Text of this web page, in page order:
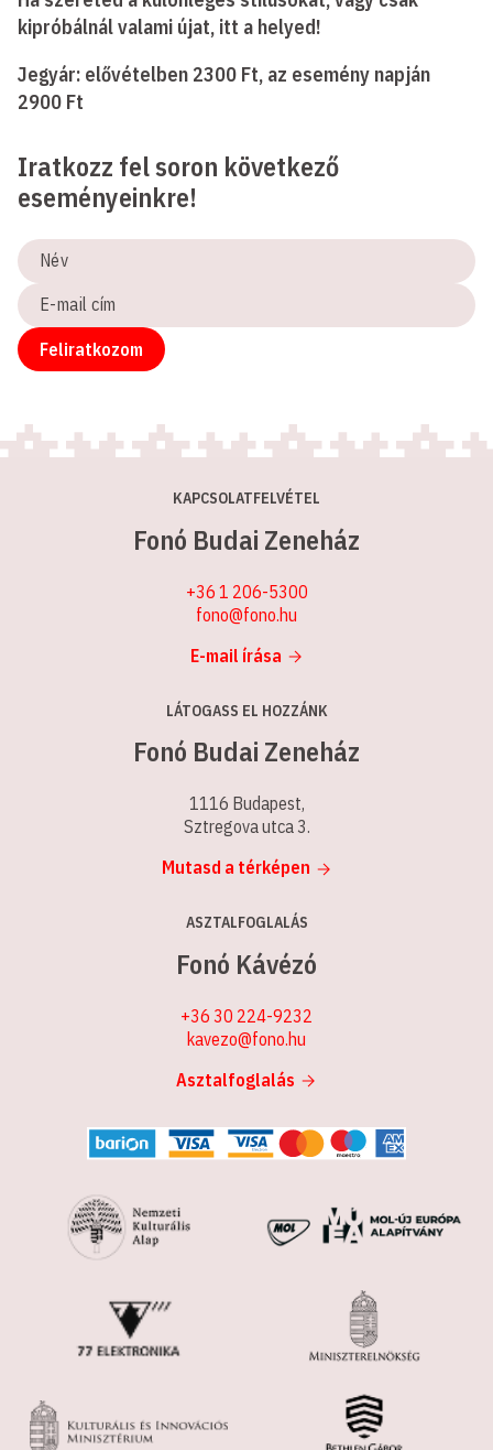
kipróbálnál valami újat, itt a helyed!
Jegyár: elővételben 2300 Ft, az esemény napján
2900 Ft
Iratkozz fel soron következő
eseményeinkre!
Név
E-
mail
cím
Feliratkozom
KAPCSOLATFELVÉTEL
Fonó Budai Zeneház
+36 1 206-5300
fono@fono.hu
E-mail írása
LÁTOGASS EL HOZZÁNK
Fonó Budai Zeneház
1116 Budapest,
Sztregova utca 3.
Mutasd a térképen
ASZTALFOGLALÁS
Fonó Kávézó
+36 30 224-9232
kavezo@fono.hu
Asztalfoglalás